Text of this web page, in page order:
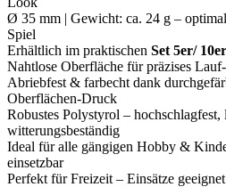
Ø 35 mm | Gewicht: ca. 24 g –
Spiel
Erhältlich im praktischen Set 5er/ 10er
Nahtlose Oberfläche für präzises
Abriebfest & farbecht dank
Oberflächen-Druck
Robustes Polystyrol – hochschlagfest,
witterungsbeständig
Ideal für alle gängigen Hobby &
einsetzbar
Perfekt für Freizeit – Einsätze geeignet